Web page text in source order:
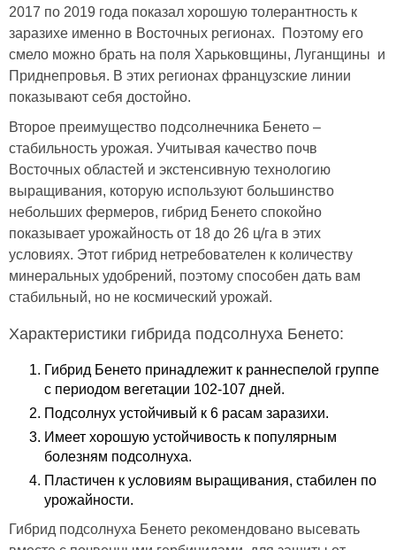
2017 по 2019 года показал хорошую толерантность к
заразихе именно в Восточных регионах. Поэтому его
смело можно брать на поля Харьковщины, Луганщины и
Приднепровья. В этих регионах французские линии
показывают себя достойно.
Второе преимущество подсолнечника Бенето –
стабильность урожая. Учитывая качество почв
Восточных областей и экстенсивную технологию
выращивания, которую используют большинство
небольших фермеров, гибрид Бенето спокойно
показывает урожайность от 18 до 26 ц/га в этих
условиях. Этот гибрид нетребователен к количеству
минеральных удобрений, поэтому способен дать вам
стабильный, но не космический урожай.
Характеристики гибрида подсолнуха Бенето:
Гибрид Бенето принадлежит к раннеспелой группе
с периодом вегетации 102-107 дней.
Подсолнух устойчивый к 6 расам заразихи.
Имеет хорошую устойчивость к популярным
болезням подсолнуха.
Пластичен к условиям выращивания, стабилен по
урожайности.
Гибрид подсолнуха Бенето рекомендовано высевать